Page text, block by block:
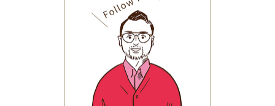
2025年9月(30)
2025年8月(31)
2025年7月(37)
2025年6月(48)
2025年5月
(41)
2025年4月
(32)